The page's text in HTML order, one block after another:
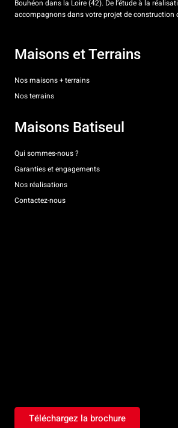
Bouhéon dans la Loire (42). De l’étude à la
accompagnons dans votre projet de construction
Maisons et Terrains
Nos maisons + terrains
Nos terrains
Maisons Batiseul
Qui sommes-nous ?
Garanties et engagements
Nos réalisations
Contactez-nous
Téléchargez la brochure